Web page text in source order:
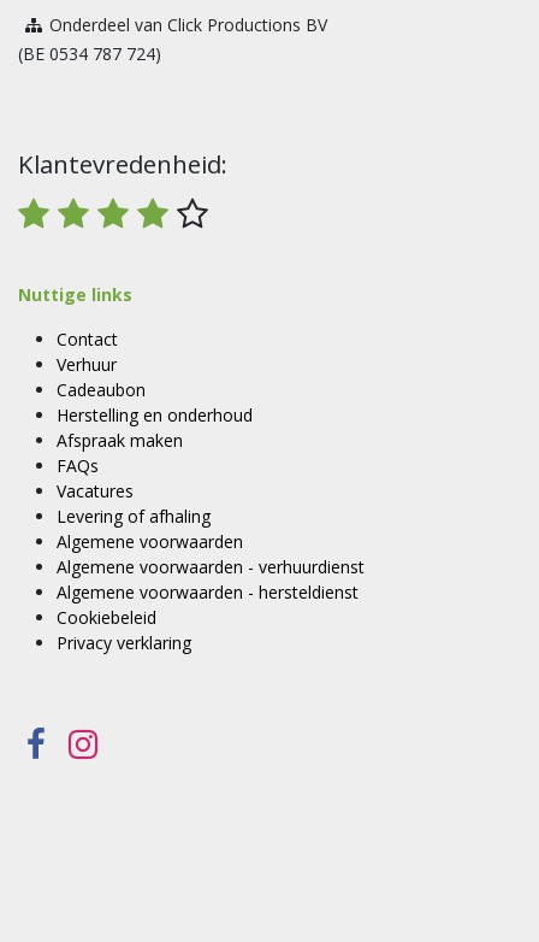
Onderdeel van Click Productions BV
(BE 0534 787 724)
Klantevredenheid:
Nuttige links
Contact
Verhuur
Cadeaubon
Herstelling en onderhoud
Afspraak maken
FAQs
Vacatures
Levering of afhaling
Algemene voorwaarden
Algemene voorwaarden - verhuurdienst
Algemene voorwaarden - hersteldienst
Cookiebeleid
Privacy verklaring